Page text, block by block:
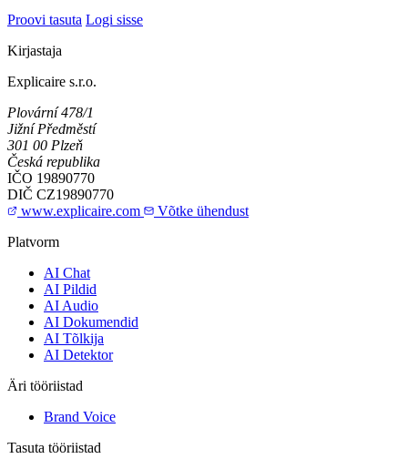
Proovi tasuta Logi sisse
Kirjastaja
Explicaire s.r.o.
Plovární 478/1
Jižní Předměstí
301 00 Plzeň
Česká republika
IČO 19890770
DIČ CZ19890770
www.explicaire.com
Võtke ühendust
Platvorm
AI Chat
AI Pildid
AI Audio
AI Dokumendid
AI Tõlkija
AI Detektor
Äri tööriistad
Brand Voice
Tasuta tööriistad